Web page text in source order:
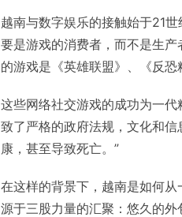
越南与数字娱乐的接触始于21
要是游戏的消费者，而不是生
的游戏是《英雄联盟》、《反恐
这些网络社交游戏的成功为一
致了严格的政府法规，文化和
康，甚至导致死亡。”
在这样的背景下，越南是如何
源于三股力量的汇聚：悠久的外